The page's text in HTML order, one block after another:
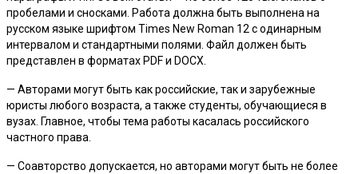
пробелами и сносками. Работа должна быть выполнена на
русском языке шрифтом Times New Roman 12 с одинарным
интервалом и стандартными полями. Файл должен быть
представлен в форматах PDF и DOCX.
— Авторами могут быть как российские, так и зарубежные
юристы любого возраста, а также студенты, обучающиеся в
вузах. Главное, чтобы тема работы касалась российского
частного права.
— Соавторство допускается, но авторами могут быть не более